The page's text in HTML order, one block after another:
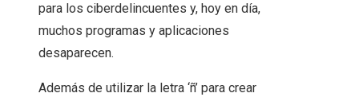
para los ciberdelincuentes y, hoy en día,
muchos programas y aplicaciones
desaparecen.
Además de utilizar la letra ‘ñ’ para crear